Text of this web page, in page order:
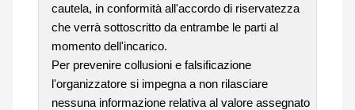
cautela, in conformità all'accordo di riservatezza
che verrà sottoscritto da entrambe le parti al
momento dell'incarico.
Per prevenire collusioni e falsificazione
l'organizzatore si impegna a non rilasciare
nessuna informazione relativa al valore assegnato